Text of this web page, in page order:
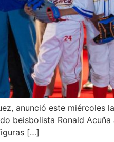
anunció este
beisbolista Ronald
[…]